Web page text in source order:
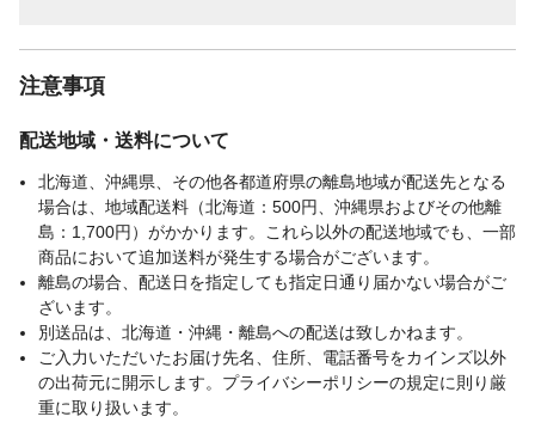
注意事項
配送地域・送料について
北海道、沖縄県、その他各都道府県の離島地域が配送先となる
場合は、地域配送料（北海道：500円、沖縄県およびその他離
島：1,700円）がかかります。これら以外の配送地域でも、一部
商品において追加送料が発生する場合がございます。
離島の場合、配送日を指定しても指定日通り届かない場合がご
ざいます。
別送品は、北海道・沖縄・離島への配送は致しかねます。
ご入力いただいたお届け先名、住所、電話番号をカインズ以外
の出荷元に開示します。プライバシーポリシーの規定に則り厳
重に取り扱います。